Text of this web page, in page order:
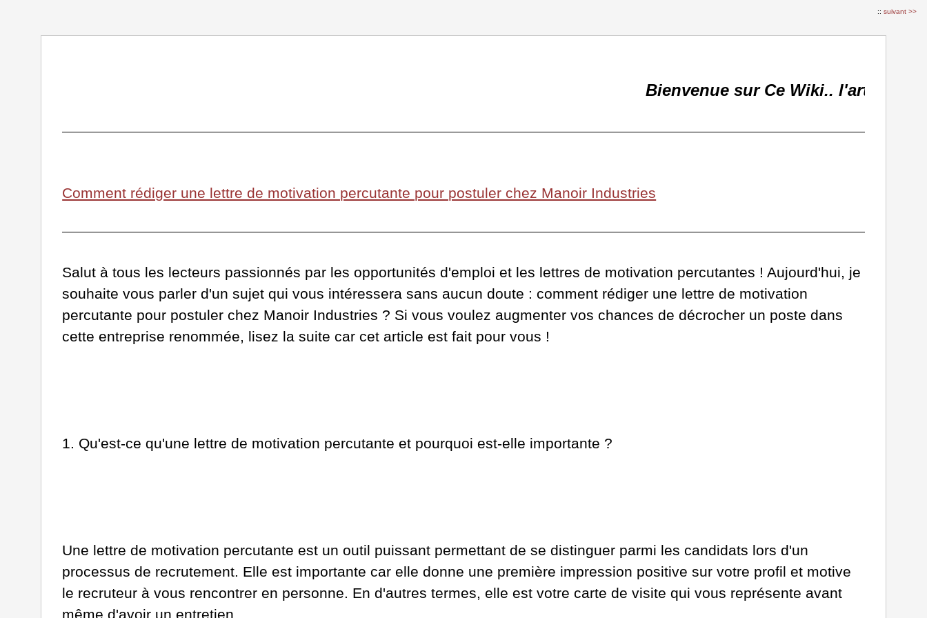
:: suivant >>
Bienvenue sur Ce Wiki.. l'article
Comment rédiger une lettre de motivation percutante pour postuler chez Manoir Industries
Salut à tous les lecteurs passionnés par les opportunités d'emploi et les lettres de motivation percutantes ! Aujourd'hui, je
souhaite vous parler d'un sujet qui vous intéressera sans aucun doute : comment rédiger une lettre de motivation
percutante pour postuler chez Manoir Industries ? Si vous voulez augmenter vos chances de décrocher un poste dans
cette entreprise renommée, lisez la suite car cet article est fait pour vous !
1. Qu'est-ce qu'une lettre de motivation percutante et pourquoi est-elle importante ?
Une lettre de motivation percutante est un outil puissant permettant de se distinguer parmi les candidats lors d'un
processus de recrutement. Elle est importante car elle donne une première impression positive sur votre profil et motive
le recruteur à vous rencontrer en personne. En d'autres termes, elle est votre carte de visite qui vous représente avant
même d'avoir un entretien.